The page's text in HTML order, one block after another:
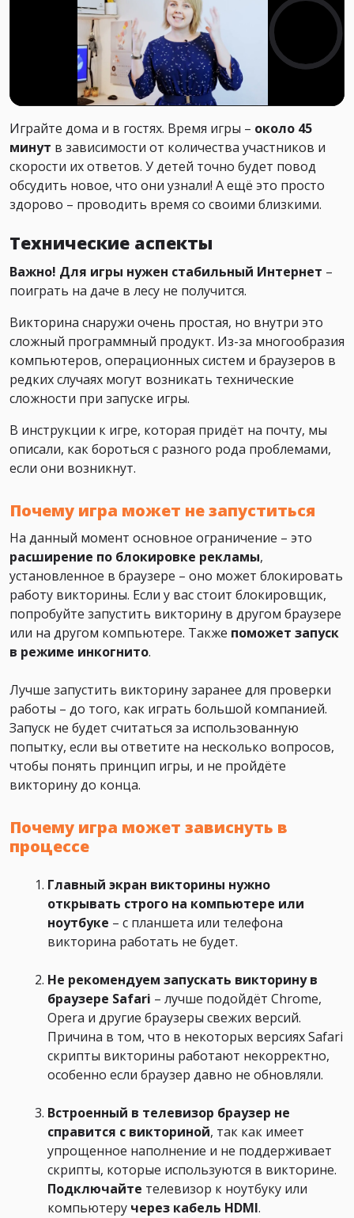
Играйте дома и в гостях. Время игры – около 45
минут в зависимости от количества участников и
скорости их ответов. У детей точно будет повод
обсудить новое, что они узнали! А ещё это просто
здорово – проводить время со своими близкими.
Технические аспекты
Важно! Для игры нужен стабильный Интернет –
поиграть на даче в лесу не получится.
Викторина снаружи очень простая, но внутри это
сложный программный продукт. Из-за многообразия
компьютеров, операционных систем и браузеров в
редких случаях могут возникать технические
сложности при запуске игры.
В инструкции к игре, которая придёт на почту, мы
описали, как бороться с разного рода проблемами,
если они возникнут.
Почему игра может не запуститься
На данный момент основное ограничение – это
расширение по блокировке рекламы,
установленное в браузере – оно может блокировать
работу викторины. Если у вас стоит блокировщик,
попробуйте запустить викторину в другом браузере
или на другом компьютере. Также поможет запуск
в режиме инкогнито.
Лучше запустить викторину заранее для проверки
работы – до того, как играть большой компанией.
Запуск не будет считаться за использованную
попытку, если вы ответите на несколько вопросов,
чтобы понять принцип игры, и не пройдёте
викторину до конца.
Почему игра может зависнуть в
процессе
Главный экран викторины нужно
открывать строго на компьютере или
ноутбуке – с планшета или телефона
викторина работать не будет.
Не рекомендуем запускать викторину в
браузере Safari – лучше подойдёт Chrome,
Opera и другие браузеры свежих версий.
Причина в том, что в некоторых версиях Safari
скрипты викторины работают некорректно,
особенно если браузер давно не обновляли.
Встроенный в телевизор браузер не
справится с викториной, так как имеет
упрощенное наполнение и не поддерживает
скрипты, которые используются в викторине.
Подключайте телевизор к ноутбуку или
компьютеру через кабель HDMI.